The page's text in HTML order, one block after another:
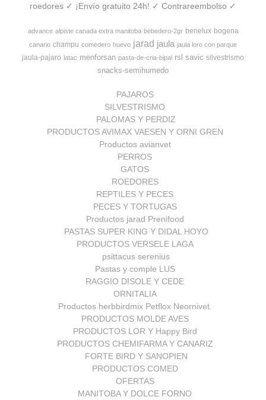
roedores ✓ ¡Envío gratuito 24h! ✓ Contrareembolso ✓
advance alpiste canada extra manitoba bebedero-2gr benelux bogena
canario champu comedero huevo jarad jaula jaula loro con parque
jaula-pajaro latac menforsan pasta-de-cria-bipal rsl savic silvestrismo
snacks-semihumedo
PAJAROS
SILVESTRISMO
PALOMAS Y PERDIZ
PRODUCTOS AVIMAX VAESEN Y ORNI GREN
Productos avianvet
PERROS
GATOS
ROEDORES
REPTILES Y PECES
PECES Y TORTUGAS
Productos jarad Prenifood
PASTAS SUPER KING Y DIDAL HOYO
PRODUCTOS VERSELE LAGA
psittacus serenius
Pastas y comple LUS
RAGGIO DISOLE Y CEDE
ORNITALIA
Productos herbbirdmix Petflox Neornivet.
PRODUCTOS MOLDE AVES
PRODUCTOS LOR Y Happy Bird
PRODUCTOS CHEMIFARMA Y CANARIZ
FORTE BIRD Y SANOPIEN
PRODUCTOS COMED
OFERTAS
MANITOBA Y DOLCE FORNO